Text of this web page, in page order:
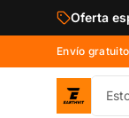
Saltar al contenido
Oferta
Envío